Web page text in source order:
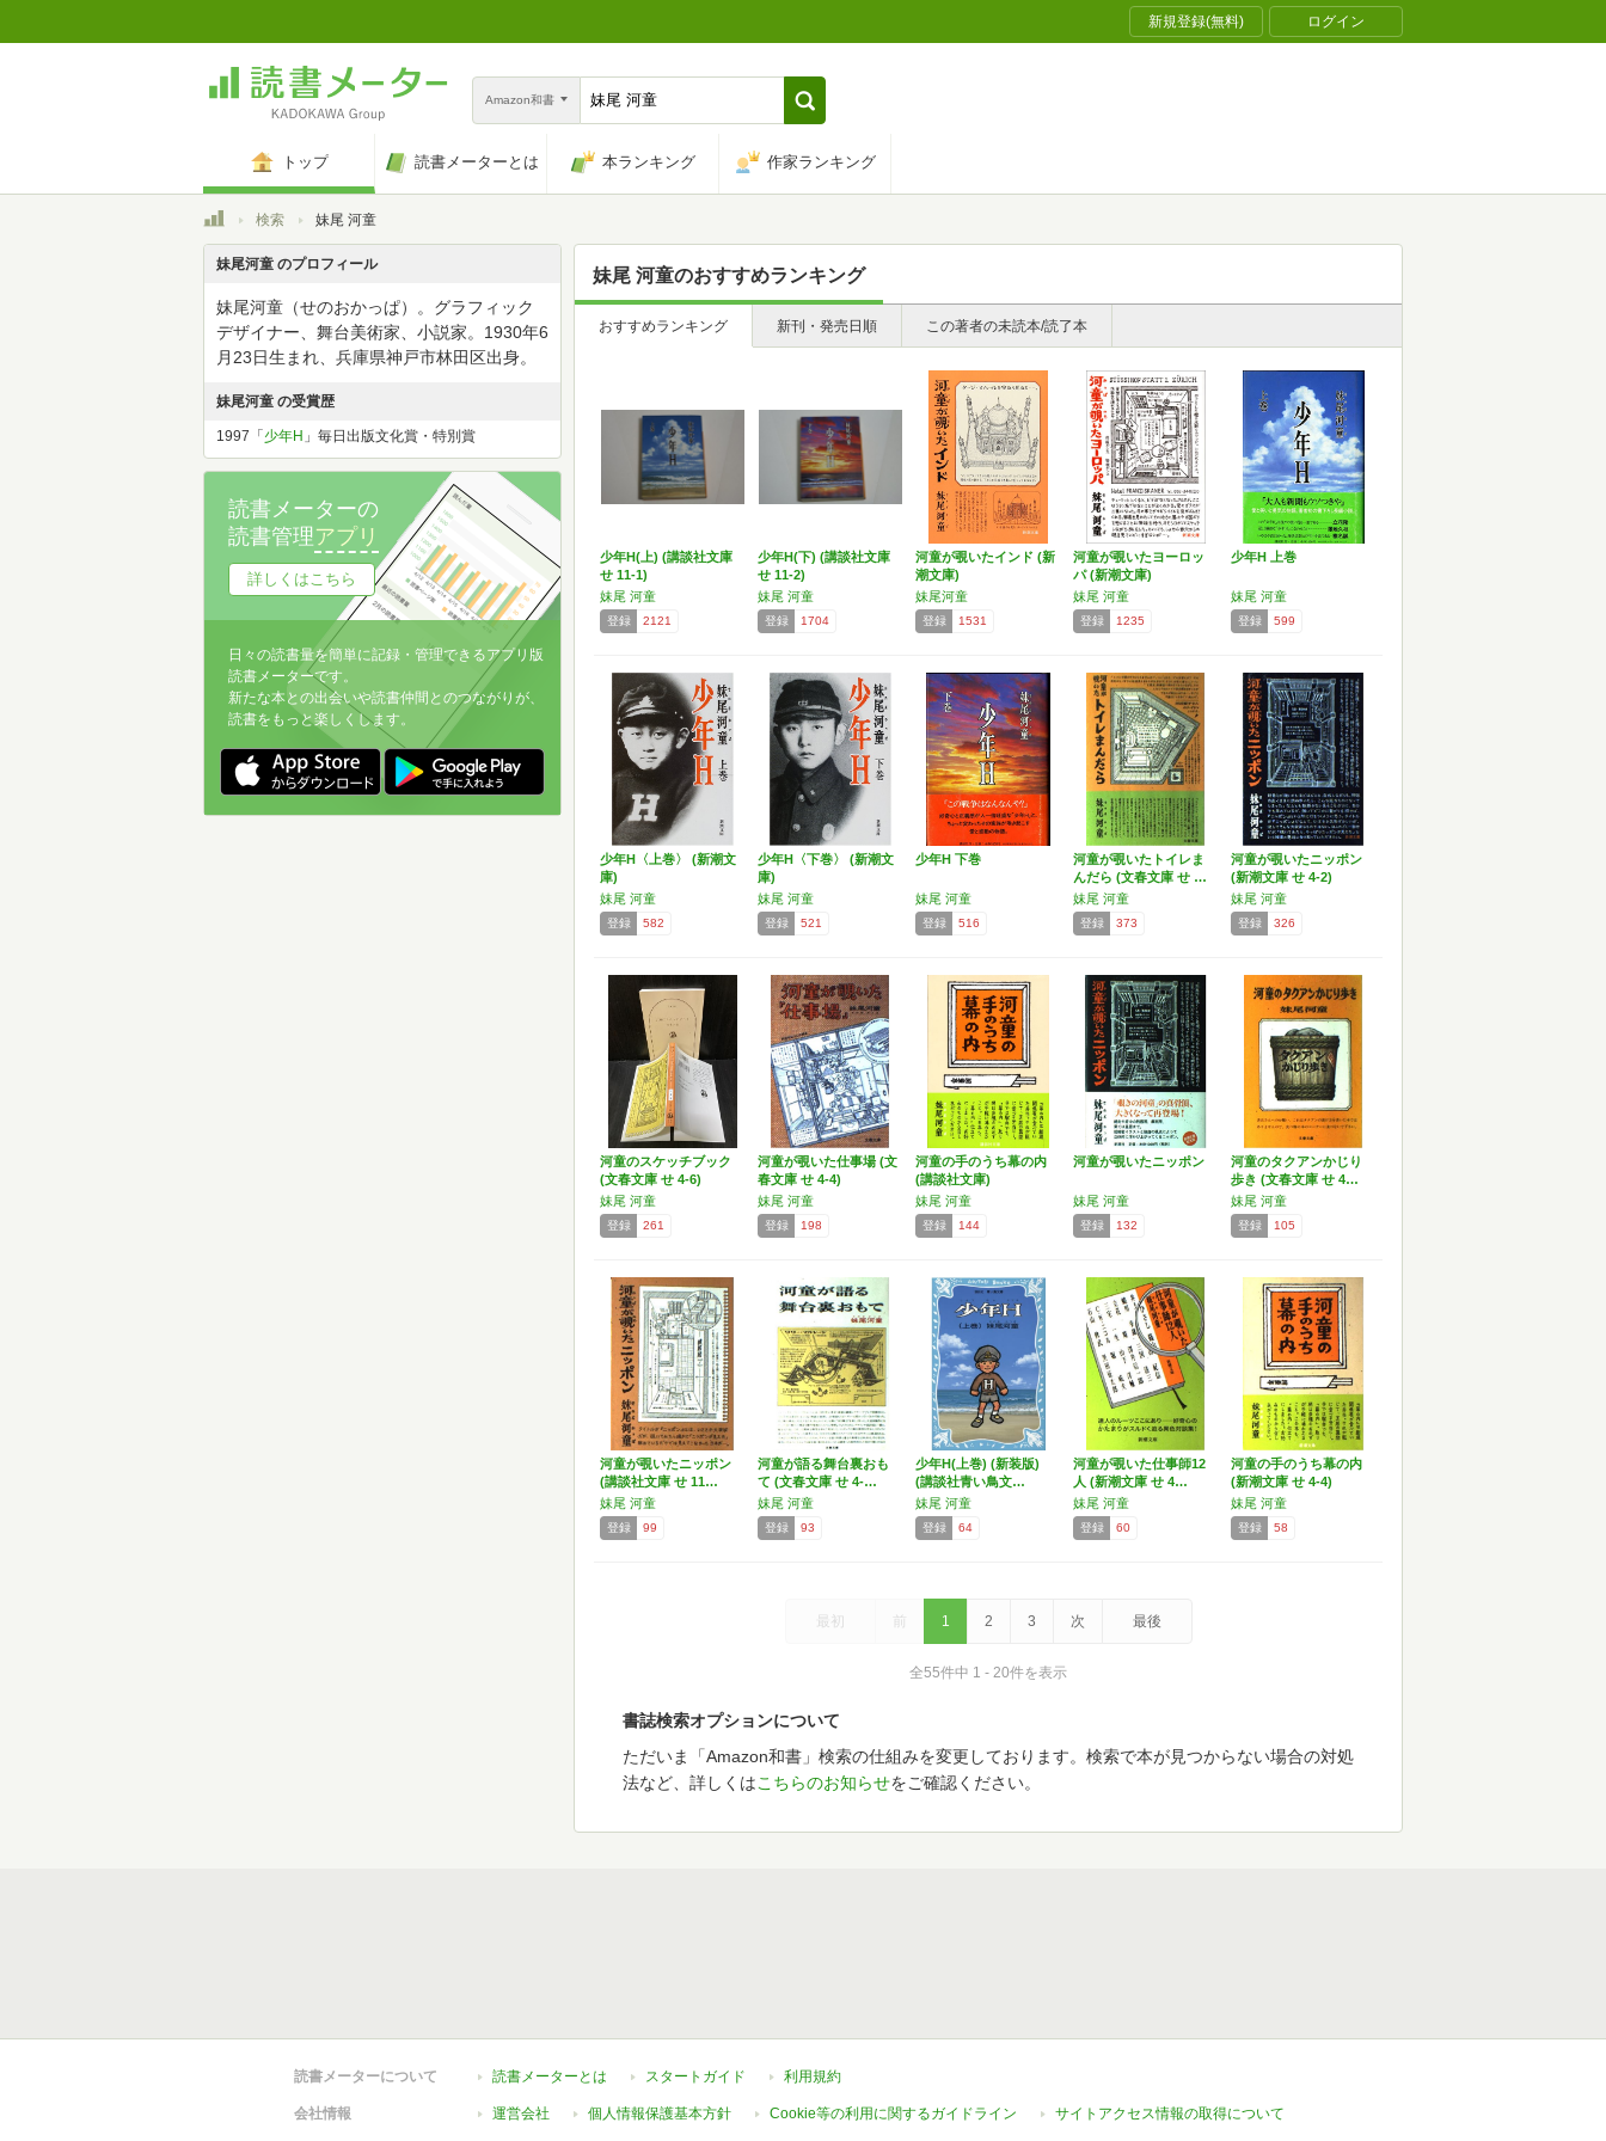
新規登録(無料) ログイン
Amazon和書
トップ 読書メーターとは 本ランキング 作家ランキング
トップ検索 妹尾 河童
妹尾 河童のおすすめランキング
おすすめランキング 新刊・発売日順 この著者の未読本/読了本
少年H(上) (講談社文庫
せ 11-1)
妹尾 河童
登録 2121
少年H(下) (講談社文庫
せ 11-2)
妹尾 河童
登録 1704
河童が覗いたインド (新
潮文庫)
妹尾河童
登録 1531
河童が覗いたヨーロッ
パ (新潮文庫)
妹尾 河童
登録 1235
少年H 上巻
妹尾 河童
登録 599
少年H〈上巻〉 (新潮文
庫)
妹尾 河童
登録 582
少年H〈下巻〉 (新潮文
庫)
妹尾 河童
登録 521
少年H 下巻
妹尾 河童
登録 516
河童が覗いたトイレま
んだら (文春文庫 せ …
妹尾 河童
登録 373
河童が覗いたニッポン
(新潮文庫 せ 4-2)
妹尾 河童
登録 326
河童のスケッチブック
(文春文庫 せ 4-6)
妹尾 河童
登録 261
河童が覗いた仕事場 (文
春文庫 せ 4-4)
妹尾 河童
登録 198
河童の手のうち幕の内
(講談社文庫)
妹尾 河童
登録 144
河童が覗いたニッポン
妹尾 河童
登録 132
河童のタクアンかじり
歩き (文春文庫 せ 4…
妹尾 河童
登録 105
河童が覗いたニッポン
(講談社文庫 せ 11…
妹尾 河童
登録 99
河童が語る舞台裏おも
て (文春文庫 せ 4-…
妹尾 河童
登録 93
少年H(上巻) (新装版)
(講談社青い鳥文…
妹尾 河童
登録 64
河童が覗いた仕事師12
人 (新潮文庫 せ 4…
妹尾 河童
登録 60
河童の手のうち幕の内
(新潮文庫 せ 4-4)
妹尾 河童
登録 58
最初 前 1 2 3 次 最後
全55件中 1 - 20件を表示
書誌検索オプションについて
ただいま「Amazon和書」検索の仕組みを変更しております。検索で本が見つからない場合の対処
法など、詳しくはこちらのお知らせをご確認ください。
妹尾河童 のプロフィール
妹尾河童（せのおかっぱ）。グラフィック
デザイナー、舞台美術家、小説家。1930年6
月23日生まれ、兵庫県神戸市林田区出身。
妹尾河童 の受賞歴
1997「 少年H 」毎日出版文化賞・特別賞
読書メーターの
読書管理アプリ
詳しくはこちら
日々の読書量を簡単に記録・管理できるアプリ版
読書メーターです。
新たな本との出会いや読書仲間とのつながりが、
読書をもっと楽しくします。
読書メーターについて 読書メーターとは スタートガイド 利用規約
会社情報 運営会社 個人情報保護基本方針 Cookie等の利用に関するガイドライン サイトアクセス情報の取得について